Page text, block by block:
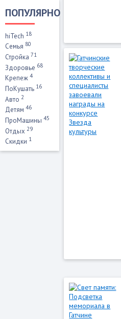
ПОПУЛЯРНО
hiTech 18
Семья 80
Стройка 71
Здоровье 68
Крепеж 4
ПоКушать 16
Авто 2
Детям 46
ПроМашины 45
Отдых 29
Скидки 1